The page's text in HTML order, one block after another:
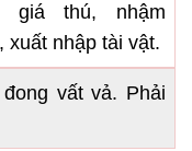
giá thú, nhậm
xuất nhập tài vật.
vất vả. Phải